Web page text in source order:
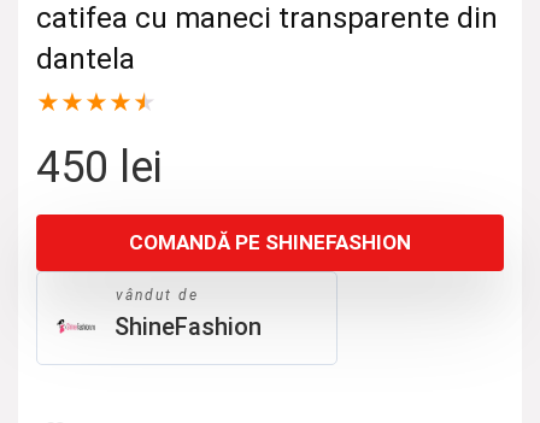
catifea cu maneci transparente din
dantela
★★★★★
450 lei
COMANDĂ PE SHINEFASHION
vândut de
ShineFashion